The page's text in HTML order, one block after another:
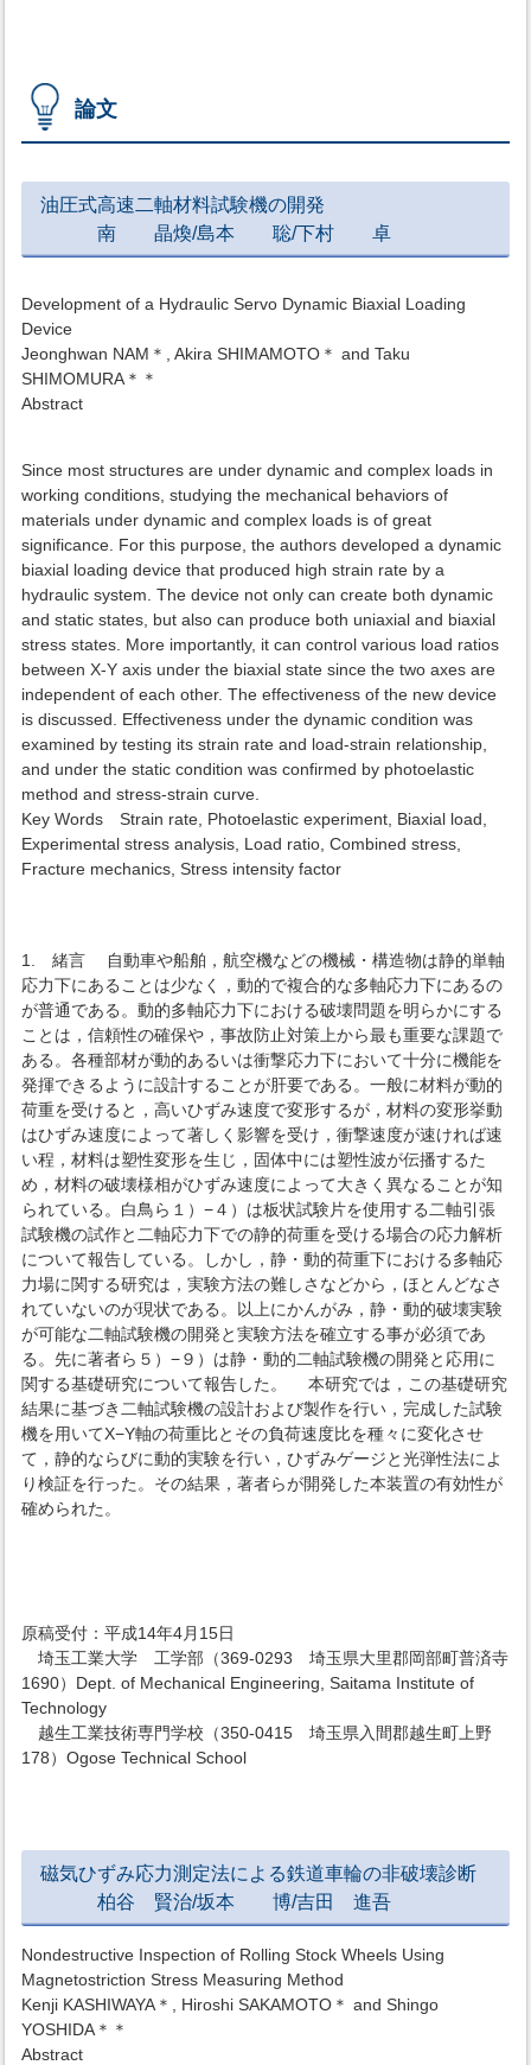
論文
油圧式高速二軸材料試験機の開発
南 晶煥/島本 聡/下村 卓
Development of a Hydraulic Servo Dynamic Biaxial Loading
Device
Jeonghwan NAM＊, Akira SHIMAMOTO＊ and Taku
SHIMOMURA＊＊
Abstract
Since most structures are under dynamic and complex loads in
working conditions, studying the mechanical behaviors of
materials under dynamic and complex loads is of great
significance. For this purpose, the authors developed a dynamic
biaxial loading device that produced high strain rate by a
hydraulic system. The device not only can create both dynamic
and static states, but also can produce both uniaxial and biaxial
stress states. More importantly, it can control various load ratios
between X-Y axis under the biaxial state since the two axes are
independent of each other. The effectiveness of the new device
is discussed. Effectiveness under the dynamic condition was
examined by testing its strain rate and load-strain relationship,
and under the static condition was confirmed by photoelastic
method and stress-strain curve.
Key Words Strain rate, Photoelastic experiment, Biaxial load,
Experimental stress analysis, Load ratio, Combined stress,
Fracture mechanics, Stress intensity factor
1. 緒言 自動車や船舶，航空機などの機械・構造物は静的単軸
応力下にあることは少なく，動的で複合的な多軸応力下にあるの
が普通である。動的多軸応力下における破壊問題を明らかにする
ことは，信頼性の確保や，事故防止対策上から最も重要な課題で
ある。各種部材が動的あるいは衝撃応力下において十分に機能を
発揮できるように設計することが肝要である。一般に材料が動的
荷重を受けると，高いひずみ速度で変形するが，材料の変形挙動
はひずみ速度によって著しく影響を受け，衝撃速度が速ければ速
い程，材料は塑性変形を生じ，固体中には塑性波が伝播するた
め，材料の破壊様相がひずみ速度によって大きく異なることが知
られている。白鳥ら１）−４）は板状試験片を使用する二軸引張
試験機の試作と二軸応力下での静的荷重を受ける場合の応力解析
について報告している。しかし，静・動的荷重下における多軸応
力場に関する研究は，実験方法の難しさなどから，ほとんどなさ
れていないのが現状である。以上にかんがみ，静・動的破壊実験
が可能な二軸試験機の開発と実験方法を確立する事が必須であ
る。先に著者ら５）−９）は静・動的二軸試験機の開発と応用に
関する基礎研究について報告した。 本研究では，この基礎研究
結果に基づき二軸試験機の設計および製作を行い，完成した試験
機を用いてX−Y軸の荷重比とその負荷速度比を種々に変化させ
て，静的ならびに動的実験を行い，ひずみゲージと光弾性法によ
り検証を行った。その結果，著者らが開発した本装置の有効性が
確められた。
原稿受付：平成14年4月15日
埼玉工業大学 工学部（369-0293 埼玉県大里郡岡部町普済寺
1690）Dept. of Mechanical Engineering, Saitama Institute of
Technology
越生工業技術専門学校（350-0415 埼玉県入間郡越生町上野
178）Ogose Technical School
磁気ひずみ応力測定法による鉄道車輪の非破壊診断
柏谷 賢治/坂本 博/吉田 進吾
Nondestructive Inspection of Rolling Stock Wheels Using
Magnetostriction Stress Measuring Method
Kenji KASHIWAYA＊, Hiroshi SAKAMOTO＊ and Shingo
YOSHIDA＊＊
Abstract